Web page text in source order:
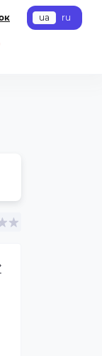
ua ru